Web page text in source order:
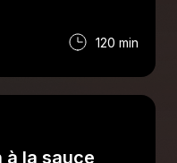
Kelly reçoit
: Giancarlo
forts de
Au
une fois" et des
120 min
à la sauce